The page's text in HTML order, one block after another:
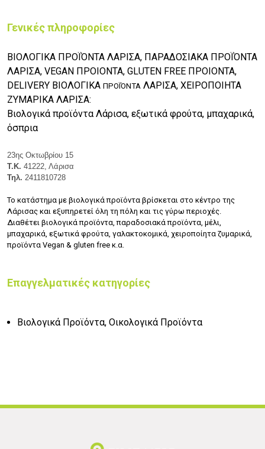
Γενικές πληροφορίες
ΒΙΟΛΟΓΙΚΑ ΠΡΟΪΌΝΤΑ ΛΑΡΙΣΑ, ΠΑΡΑΔΟΣΙΑΚΑ ΠΡΟΪΌΝΤΑ
ΛΑΡΙΣΑ, VEGAN ΠΡΟΙΟΝΤΑ, GLUTEN FREE ΠΡΟΙΟΝΤΑ,
DELIVERY ΒΙΟΛΟΓΙΚΑ ΠΡΟΪΌΝΤΑ ΛΑΡΙΣΑ, ΧΕΙΡΟΠΟΙΗΤΑ
ΖΥΜΑΡΙΚΑ ΛΑΡΙΣΑ:
Βιολογικά προϊόντα Λάρισα, εξωτικά φρούτα, μπαχαρικά,
όσπρια
23ης Οκτωβρίου 15
Τ.Κ. 41222, Λάρισα
Τηλ. 2411810728
Το κατάστημα με βιολογικά προϊόντα βρίσκεται στο κέντρο της
Λάρισας και εξυπηρετεί όλη τη πόλη και τις γύρω περιοχές.
Διαθέτει βιολογικά προϊόντα, παραδοσιακά προϊόντα, μέλι,
μπαχαρικά, εξωτικά φρούτα, γαλακτοκομικά, χειροποίητα ζυμαρικά,
προϊόντα Vegan & gluten free κ.α.
Επαγγελματικές κατηγορίες
Βιολογικά Προϊόντα, Οικολογικά Προϊόντα